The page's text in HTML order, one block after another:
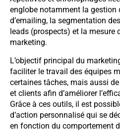
englobe notamment la gestion
d’emailing, la segmentation
leads (prospects) et la mesure
marketing.
L’objectif principal du
faciliter le travail des équipes
certaines tâches, mais aussi
et clients afin d’améliorer
Grâce à ces outils, il est
d’action personnalisé qui se
en fonction du comportement